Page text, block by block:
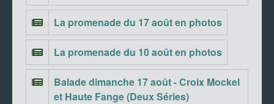
La promenade du 17 août en photos
La promenade du 10 août en photos
Balade dimanche 17 août - Croix Mockel
et Haute Fange (Deux Séries)